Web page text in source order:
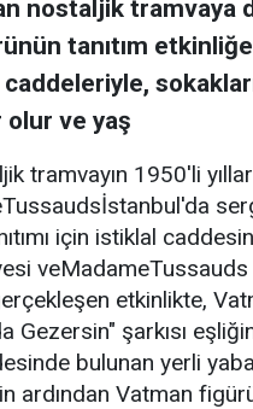
nostaljik tramvaya
tanıtım
olur ve yaş
tramvayın 1950'li
için istiklal
etkinlikte,
Gezersin" şarkısı
bulunan yerli
ardından Vatman